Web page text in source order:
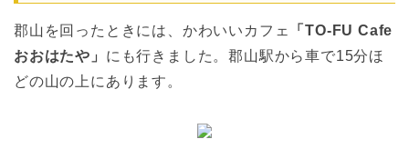
郡山を回ったときには、かわいいカフェ
「TO-FU Cafe
おおはたや」 にも行きました。郡山駅から車で15分ほ
どの山の上にあります。